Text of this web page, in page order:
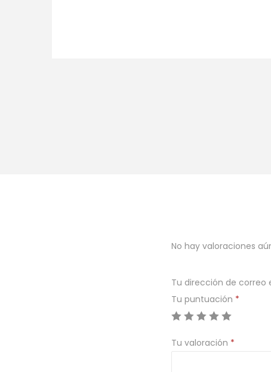
No hay valoraciones
Tu dirección de correo
Tu puntuación *
Tu valoración *